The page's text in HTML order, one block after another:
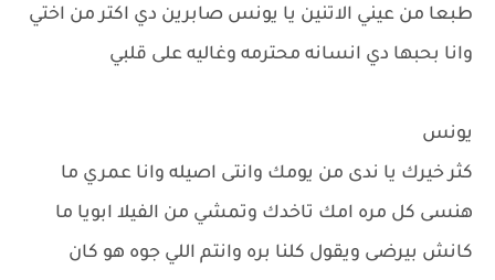
طبعا من عيني الاتنين يا يونس صابرين دي اكتر من اختي
وانا بحبها دي انسانه محترمه وغاليه على قلبي
يونس
كثر خيرك يا ندى من يومك وانتى اصيله وانا عمري ما
هنسى كل مره امك تاخدك وتمشي من الفيلا ابويا ما
كانش بيرضى ويقول كلنا بره وانتم اللي جوه هو كان